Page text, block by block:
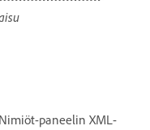
paneelin XML-